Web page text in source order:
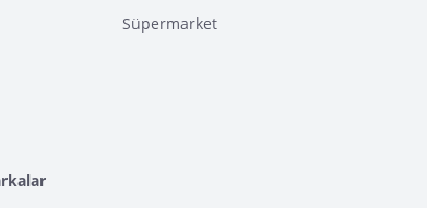
Süpermarket